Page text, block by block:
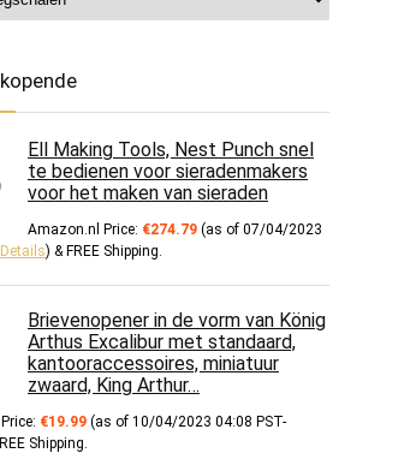
Ell Making Tools, Nest Punch snel
te bedienen voor sieradenmakers
voor het maken van sieraden
Amazon.nl Price: €274.79 (as of 07/04/2023
Details) & FREE Shipping.
Brievenopener in de vorm van König
Arthus Excalibur met standaard,
kantooraccessoires, miniatuur
zwaard, King Arthur…
€19.99 (as of 10/04/2023 04:08 PST-
Shipping.